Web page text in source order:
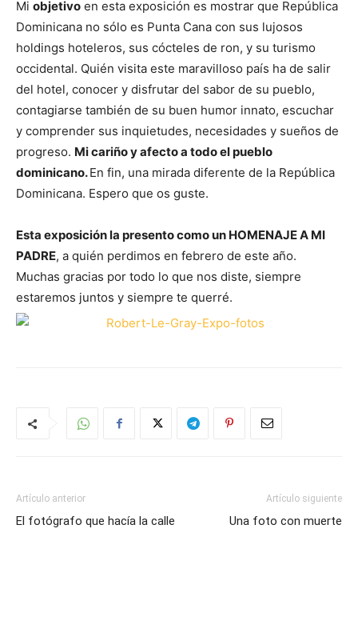
Mi objetivo en esta exposición es mostrar que República
Dominicana no sólo es Punta Cana con sus lujosos
holdings hoteleros, sus cócteles de ron, y su turismo
occidental. Quién visita este maravilloso país ha de salir
del hotel, conocer y disfrutar del sabor de su pueblo,
contagiarse también de su buen humor innato, escuchar
y comprender sus inquietudes, necesidades y sueños de
progreso. Mi cariño y afecto a todo el pueblo
dominicano.En fin, una mirada diferente de la República
Dominicana. Espero que os guste.
Esta exposición la presento como un HOMENAJE A MI
PADRE, a quién perdimos en febrero de este año.
Muchas gracias por todo lo que nos diste, siempre
estaremos juntos y siempre te querré.
Artículo anterior
El fotógrafo que hacía la calle
Artículo siguiente
Una foto con muerte